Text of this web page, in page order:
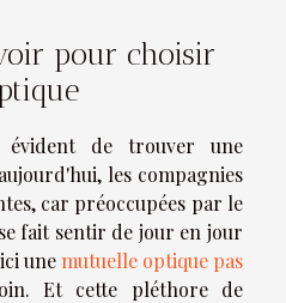
pour choisir
de trouver une
les compagnies
car préoccupées par le
fait sentir de jour en jour
unemutuelle optique pas
Et cette pléthore de